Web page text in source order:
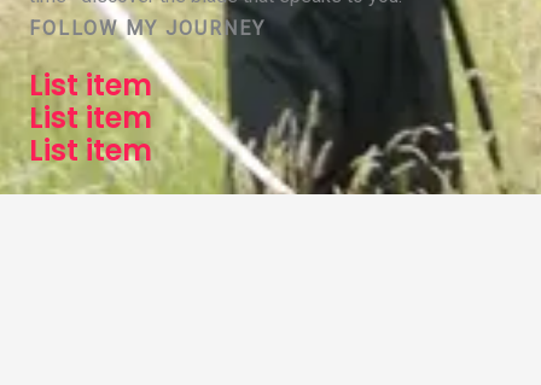
FOLLOW MY JOURNEY
List item
List item
List item